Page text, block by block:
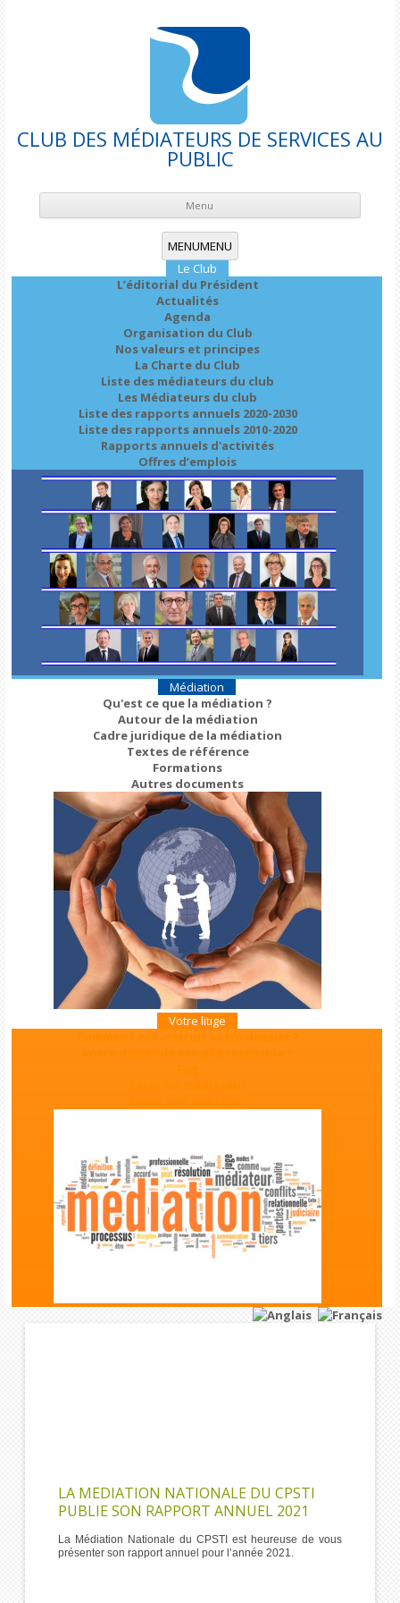
CLUB DES MÉDIATEURS DE SERVICES AU
PUBLIC
Menu
MENUMENU
Le Club
L’éditorial du Président
Actualités
Agenda
Organisation du Club
Nos valeurs et principes
La Charte du Club
Liste des médiateurs du club
Les Médiateurs du club
Liste des rapports annuels 2020-2030
Liste des rapports annuels 2010-2020
Rapports annuels d'activités
Offres d’emplois
Médiation
Qu'est ce que la médiation ?
Autour de la médiation
Cadre juridique de la médiation
Textes de référence
Formations
Autres documents
Votre litige
LA MEDIATION NATIONALE DU CPSTI
PUBLIE SON RAPPORT ANNUEL 2021
La Médiation Nationale du CPSTI est heureuse de vous
présenter son rapport annuel pour l’année 2021.